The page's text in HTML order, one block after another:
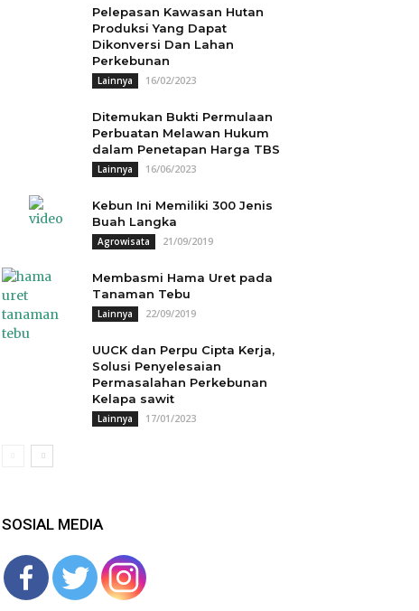
Pelepasan Kawasan Hutan
Produksi Yang Dapat
Dikonversi Dan Lahan
Perkebunan
Lainnya 16/02/2023
Ditemukan Bukti Permulaan
Perbuatan Melawan Hukum
dalam Penetapan Harga TBS
Lainnya 16/06/2023
Kebun Ini Memiliki 300 Jenis
Buah Langka
Agrowisata 21/09/2019
Membasmi Hama Uret pada
Tanaman Tebu
Lainnya 22/09/2019
UUCK dan Perpu Cipta Kerja,
Solusi Penyelesaian
Permasalahan Perkebunan
Kelapa sawit
Lainnya 17/01/2023
SOSIAL MEDIA